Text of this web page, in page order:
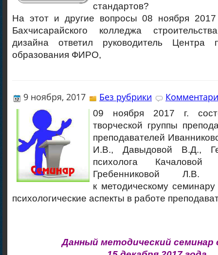
стандартов?
На этот и другие вопросы 08 ноября 2017
Бахчисарайского колледжа
дизайна ответил руководитель Центра
образования ФИРО,
9 ноября, 2017 Без рубрики
09 ноября 2017 г.
творческой группы
преподавателей
И.В., Давыдовой В.Д.,
психолога
Гребенниковой Л.В.
к методическому
психологические аспекты в работе
Данный методический